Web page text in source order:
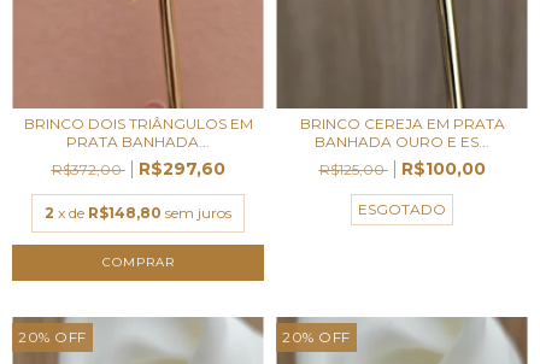
BRINCO DOIS TRIÂNGULOS EM
PRATA BANHADA...
R$372,00
R$297,60
2 x de R$148,80 sem juros
BRINCO CEREJA EM PRATA
BANHADA OURO E ES...
R$125,00
R$100,00
ESGOTADO
20% OFF 20% OFF